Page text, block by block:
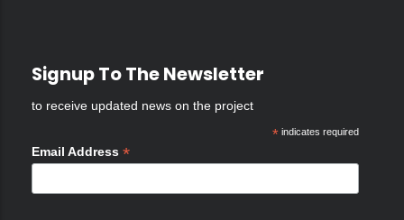
Signup To The Newsletter
to receive updated news on the project
*indicates required
Email Address *